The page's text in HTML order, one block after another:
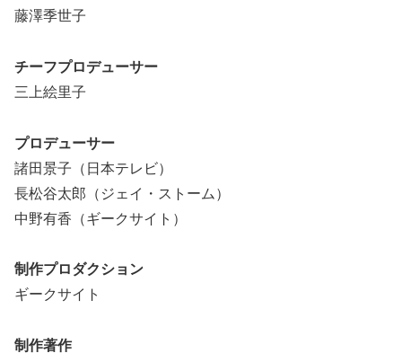
藤澤季世子
チーフプロデューサー
三上絵里子
プロデューサー
諸田景子（日本テレビ）
長松谷太郎（ジェイ・ストーム）
中野有香（ギークサイト）
制作プロダクション
ギークサイト
制作著作